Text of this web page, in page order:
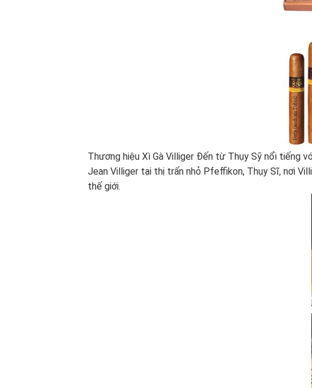
Thương hiệu Xì Gà Villiger Đến từ Thụy Sỹ nổi tiếng
Jean Villiger tại thị trấn nhỏ Pfeffikon, Thụy Sĩ, nơi
thế giới.